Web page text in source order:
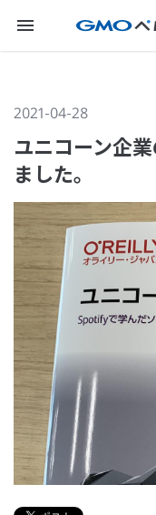
メニューを開く
2021-04-28
ユニコーン企
ました。